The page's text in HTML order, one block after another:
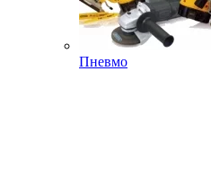
Пневмо